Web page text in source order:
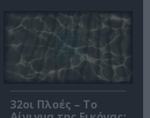
32οι Πλοές – Το